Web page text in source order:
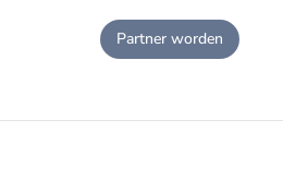
Partner worden